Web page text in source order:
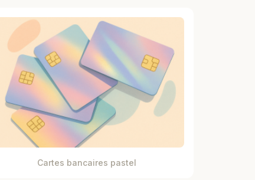
Cartes bancaires pastel